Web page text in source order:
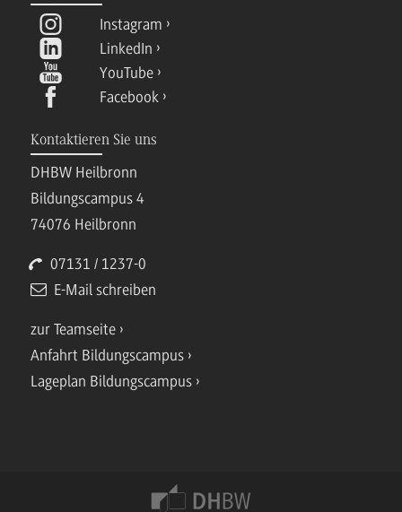
Instagram
LinkedIn
YouTube
Facebook
Kontaktieren Sie uns
DHBW Heilbronn
Bildungscampus 4
74076 Heilbronn
07131 / 1237-0
E-Mail schreiben
zur Teamseite
Anfahrt Bildungscampus
Lageplan Bildungscampus